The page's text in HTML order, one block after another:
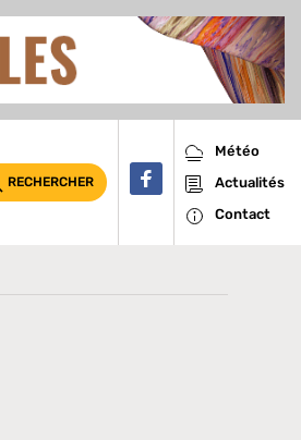
RECHERCHER
Météo
Actualités
Contact